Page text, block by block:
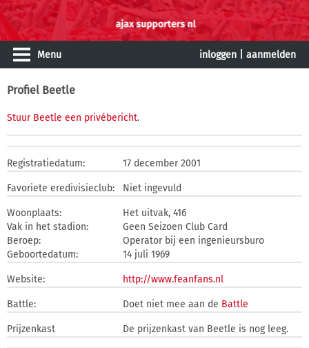
Menu inloggen aanmelden
Profiel Beetle
Stuur Beetle een privébericht.
Registratiedatum: 17 december 2001
Favoriete eredivisieclub: Niet ingevuld
Woonplaats:
Het uitvak, 416
Vak in het stadion:
Geen Seizoen Club Card
Beroep:
Operator bij een ingenieursburo
Geboortedatum:
14 juli 1969
Website: http://www.feanfans.nl
Battle: Doet niet mee aan de Battle
Prijzenkast De prijzenkast van Beetle is nog leeg.